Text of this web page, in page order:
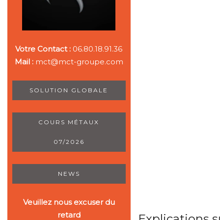
Votre Contact : 06.80.18.91.36
Mail : mct@mct-groupe.com
SOLUTION GLOBALE
COURS MÉTAUX
07/2026
NEWS
Veuillez nous excuser du
retard